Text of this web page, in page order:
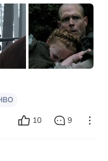
con los cuales
se trataría de la
más
de esta
en los últimos tiempos.
físic
10 9